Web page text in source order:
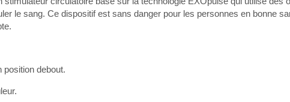
le sang. Ce dispositif est sans danger pour les personnes en bonne
position debout.